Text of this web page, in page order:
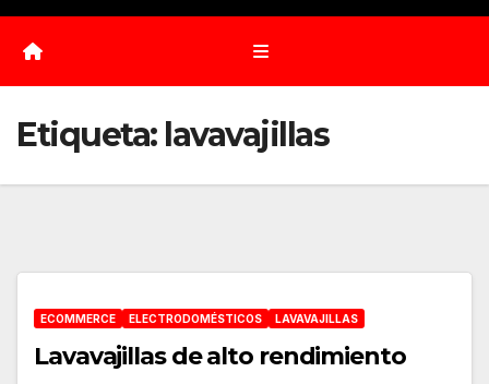
Etiqueta: lavavajillas
ECOMMERCE ELECTRODOMÉSTICOS LAVAVAJILLAS
Lavavajillas de alto rendimiento